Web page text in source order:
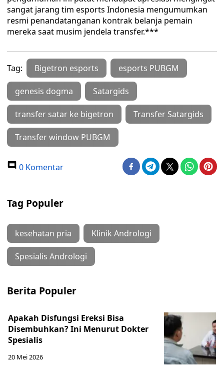
sangat jarang tim esports Indonesia mengumumkan
resmi penandatanganan kontrak belanja pemain
mereka saat musim jendela transfer.***
Tag: Bigetron esports esports PUBGM
genesis dogma Satargids
transfer satar ke bigetron Transfer Satargids
Transfer window PUBGM
0 Komentar
Tag Populer
kesehatan pria Klinik Andrologi
Spesialis Andrologi
Berita Populer
Apakah Disfungsi Ereksi Bisa
Disembuhkan? Ini Menurut Dokter
Spesialis
20 Mei 2026